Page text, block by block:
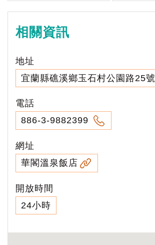
相關資訊
地址
宜蘭縣礁溪鄉玉石村公園路25號
電話
886-3-9882399
網址
華閣溫泉飯店
開放時間
24小時